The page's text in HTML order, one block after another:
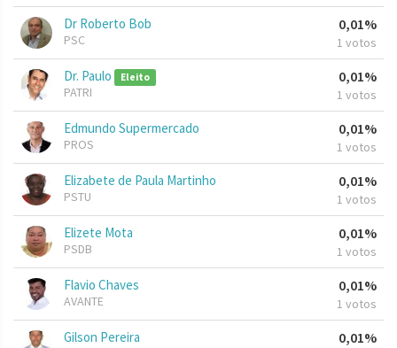
Dr Roberto Bob
PSC
0,01%
1 votos
Dr. Paulo Eleito
PATRI
0,01%
1 votos
Edmundo Supermercado
PROS
0,01%
1 votos
Elizabete de Paula Martinho
PSTU
0,01%
1 votos
Elizete Mota
PSDB
0,01%
1 votos
Flavio Chaves
AVANTE
0,01%
1 votos
Gilson Pereira 0,01%